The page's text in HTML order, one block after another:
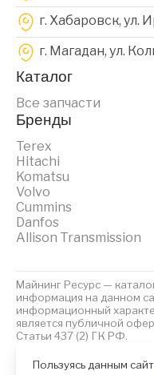
Пользуясь данным
г. Хабаровск, ул.
г. Магадан, ул.
Каталог
Все запчасти
Бренды
Terex
Hitachi
Komatsu
Volvo
Cummins
Danfos
Allison Transmission
Майнинг Ресурс —
информация на данном
информационный
является публичной
Статьи 437 (2) ГК РФ.
Политика обработки